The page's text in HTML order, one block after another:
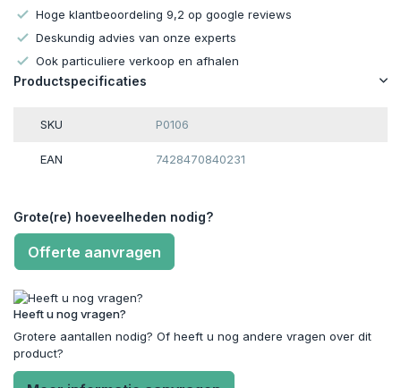
Hoge klantbeoordeling 9,2 op google reviews
Deskundig advies van onze experts
Ook particuliere verkoop en afhalen
Productspecificaties
SKU P0106
EAN 7428470840231
Grote(re) hoeveelheden nodig?
Offerte aanvragen
Heeft u nog vragen?
Grotere aantallen nodig? Of heeft u nog andere vragen over dit
product?